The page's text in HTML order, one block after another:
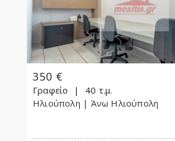
350 €
Γραφείο
40 τ.μ.
Ηλιούπολη | Άνω Ηλιούπολη